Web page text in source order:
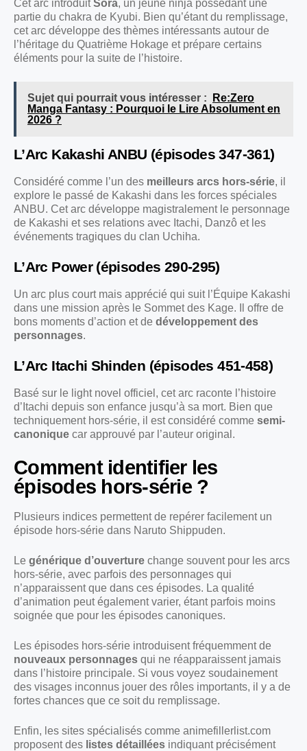
Cet arc introduitSora, un jeune ninja possédant une
partie du chakra de Kyubi. Bien qu’étant du remplissage,
cet arc développe des thèmes intéressants autour de
l’héritage du Quatrième Hokage et prépare certains
éléments pour la suite de l’histoire.
Sujet qui pourrait vous intéresser :
Re:Zero
Manga Fantasy : Pourquoi le Lire Absolument en
2026 ?
L’Arc Kakashi ANBU (épisodes 347-361)
Considéré comme l’un des meilleurs arcs hors-série, il
explore le passé de Kakashi dans les forces spéciales
ANBU. Cet arc développe magistralement le personnage
de Kakashi et ses relations avec Itachi, Danzô et les
événements tragiques du clan Uchiha.
L’Arc Power (épisodes 290-295)
Un arc plus court mais apprécié qui suit l’Équipe Kakashi
dans une mission après le Sommet des Kage. Il offre de
bons moments d’action et de développement des
personnages.
L’Arc Itachi Shinden (épisodes 451-458)
Basé sur le light novel officiel, cet arc raconte l’histoire
d’Itachi depuis son enfance jusqu’à sa mort. Bien que
techniquement hors-série, il est considéré comme semi-
canonique car approuvé par l’auteur original.
Comment identifier les
épisodes hors-série ?
Plusieurs indices permettent de repérer facilement un
épisode hors-série dans Naruto Shippuden.
Le générique d’ouverture change souvent pour les arcs
hors-série, avec parfois des personnages qui
n’apparaissent que dans ces épisodes. La qualité
d’animation peut également varier, étant parfois moins
soignée que pour les épisodes canoniques.
Les épisodes hors-série introduisent fréquemment de
nouveaux personnages qui ne réapparaissent jamais
dans l’histoire principale. Si vous voyez soudainement
des visages inconnus jouer des rôles importants, il y a de
fortes chances que ce soit du remplissage.
Enfin, les sites spécialisés comme animefillerlist.com
proposent des listes détaillées indiquant précisément